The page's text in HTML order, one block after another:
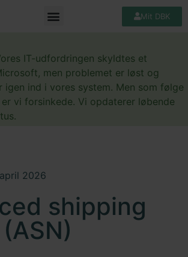
Mit DBK
IT-udfordringen skyldtes et
men problemet er løst og
igen ind i vores system. Men som følge
vi forsinkede. Vi opdaterer løbende
2026
shipping